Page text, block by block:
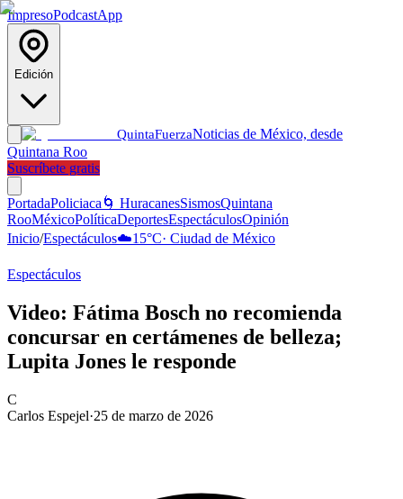
ImpresoPodcastApp
Edición
QuintaFuerzaNoticias de México, desde
Quintana Roo
Suscríbete gratis
PortadaPoliciaca 🌀 HuracanesSismosQuintana
RooMéxicoPolíticaDeportesEspectáculosOpinión
Inicio/Espectáculos☁️15°C· Ciudad de México
Espectáculos
Video: Fátima Bosch no recomienda
concursar en certámenes de belleza;
Lupita Jones le responde
C
Carlos Espejel·25 de marzo de 2026